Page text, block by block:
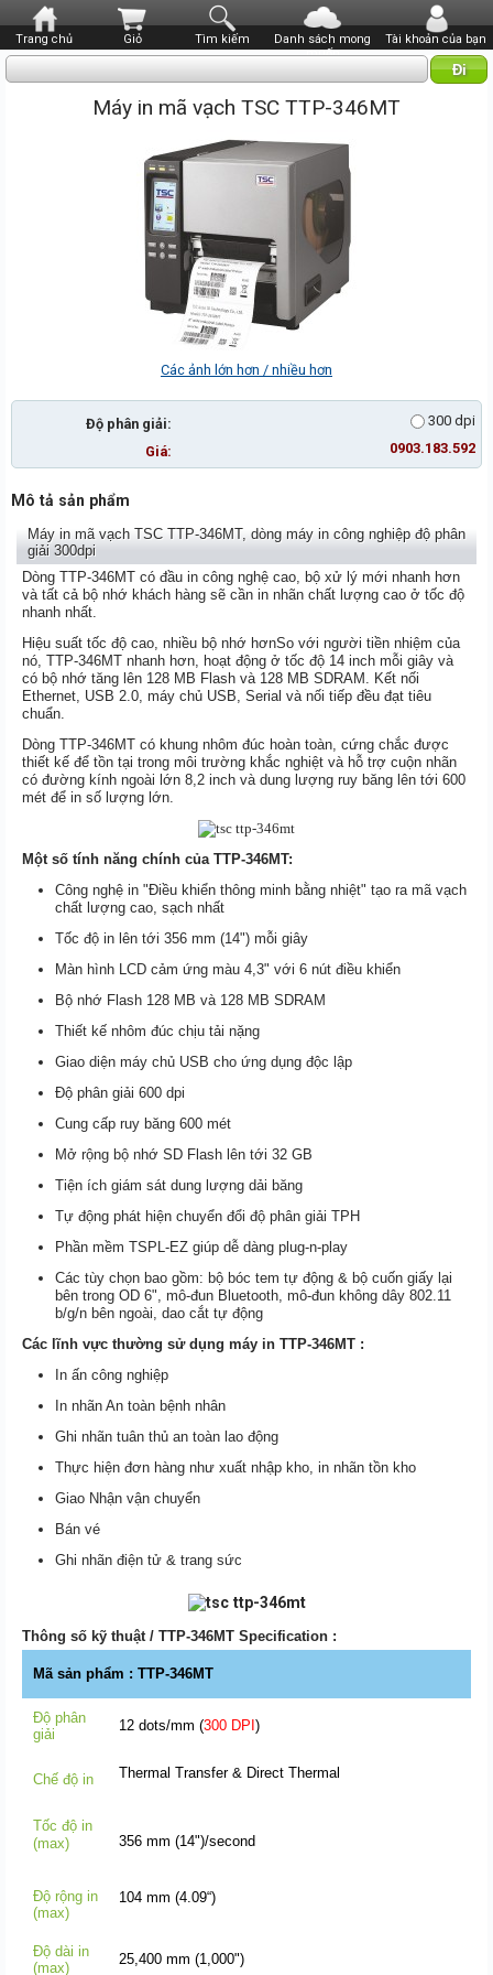
Trang chủ Giỏ Tìm kiếm
Danh sách mong
muốn
Tài khoản của bạn
Máy in mã vạch TSC TTP-346MT
Các ảnh lớn hơn / nhiều hơn
Độ phân giải:
300 dpi
Giá:
0903.183.592
Mô tả sản phẩm
Máy in mã vạch TSC TTP-346MT, dòng máy in công nghiệp độ phân
giải 300dpi
Dòng TTP-346MT có đầu in công nghệ cao, bộ xử lý mới nhanh hơn
và tất cả bộ nhớ khách hàng sẽ cần in nhãn chất lượng cao ở tốc độ
nhanh nhất.
Hiệu suất tốc độ cao, nhiều bộ nhớ hơnSo với người tiền nhiệm của
nó, TTP-346MT nhanh hơn, hoạt động ở tốc độ 14 inch mỗi giây và
có bộ nhớ tăng lên 128 MB Flash và 128 MB SDRAM. Kết nối
Ethernet, USB 2.0, máy chủ USB, Serial và nối tiếp đều đạt tiêu
chuẩn.
Dòng TTP-346MT có khung nhôm đúc hoàn toàn, cứng chắc được
thiết kế để tồn tại trong môi trường khắc nghiệt và hỗ trợ cuộn nhãn
có đường kính ngoài lớn 8,2 inch và dung lượng ruy băng lên tới 600
mét để in số lượng lớn.
Một số tính năng chính của TTP-346MT:
Công nghệ in "Điều khiển thông minh bằng nhiệt" tạo ra mã vạch
chất lượng cao, sạch nhất
Tốc độ in lên tới 356 mm (14") mỗi giây
Màn hình LCD cảm ứng màu 4,3" với 6 nút điều khiển
Bộ nhớ Flash 128 MB và 128 MB SDRAM
Thiết kế nhôm đúc chịu tải nặng
Giao diện máy chủ USB cho ứng dụng độc lập
Độ phân giải 600 dpi
Cung cấp ruy băng 600 mét
Mở rộng bộ nhớ SD Flash lên tới 32 GB
Tiện ích giám sát dung lượng dải băng
Tự động phát hiện chuyển đổi độ phân giải TPH
Phần mềm TSPL-EZ giúp dễ dàng plug-n-play
Các tùy chọn bao gồm: bộ bóc tem tự động & bộ cuốn giấy lại
bên trong OD 6", mô-đun Bluetooth, mô-đun không dây 802.11
b/g/n bên ngoài, dao cắt tự động
Các lĩnh vực thường sử dụng máy in TTP-346MT :
In ấn công nghiệp
In nhãn An toàn bệnh nhân
Ghi nhãn tuân thủ an toàn lao động
Thực hiện đơn hàng như xuất nhập kho, in nhãn tồn kho
Giao Nhận vận chuyển
Bán vé
Ghi nhãn điện tử & trang sức
Thông số kỹ thuật / TTP-346MT Specification :
Mã sản phẩm : TTP-346MT
Độ phân
giải
12 dots/mm (300 DPI )
Chế độ in Thermal Transfer & Direct Thermal
Tốc độ in
(max)
356 mm (14")/second
Độ rộng in
(max)
104 mm (4.09“)
Độ dài in
(max)
25,400 mm (1,000")